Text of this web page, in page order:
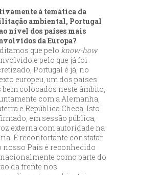
à temática da
ambiental, Portugal
nível dos países mais
da Europa?
que pelo know-how
e pelo que já foi
Portugal é já, no
europeu, um dos países
bem colocados neste âmbito,
com a Alemanha,
e República Checa. Isto
em sessão pública,
externa com autoridade na
É reconfortante constatar
nosso País é reconhecido
como parte do
da frente nos